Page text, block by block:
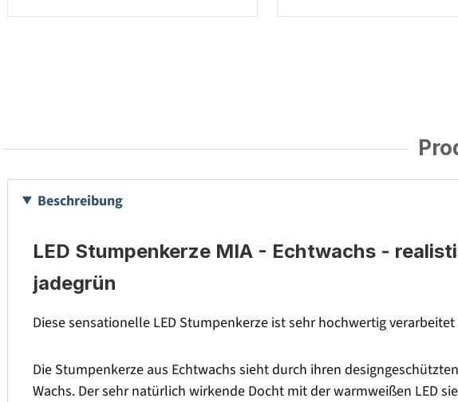
Beschreibung
LED Stumpenkerze MIA - Echtwachs -
jadegrün
Diese sensationelle LED Stumpenkerze ist sehr hochwertig
Die Stumpenkerze aus Echtwachs sieht durch ihren
Wachs. Der sehr natürlich wirkende Docht mit der warmweißen LED